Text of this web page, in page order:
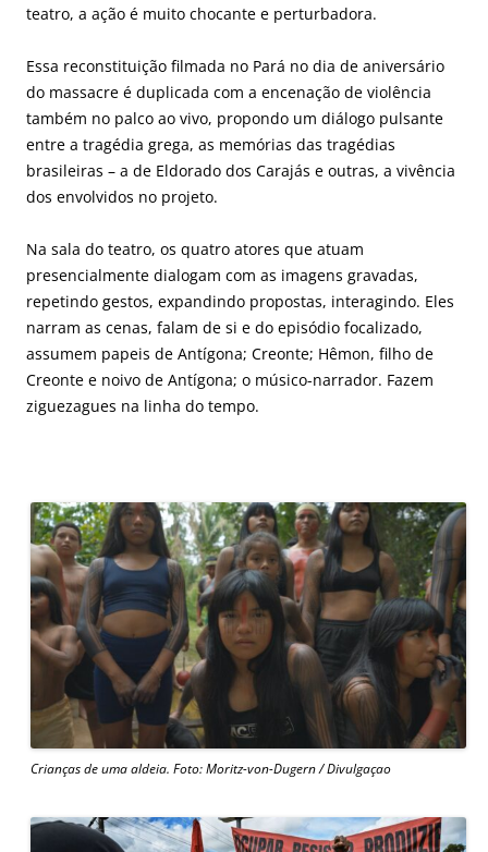
teatro, a ação é muito chocante e perturbadora.
Essa reconstituição filmada no Pará no dia de aniversário
do massacre é duplicada com a encenação de violência
também no palco ao vivo, propondo um diálogo pulsante
entre a tragédia grega, as memórias das tragédias
brasileiras – a de Eldorado dos Carajás e outras, a vivência
dos envolvidos no projeto.
Na sala do teatro, os quatro atores que atuam
presencialmente dialogam com as imagens gravadas,
repetindo gestos, expandindo propostas, interagindo. Eles
narram as cenas, falam de si e do episódio focalizado,
assumem papeis de Antígona; Creonte; Hêmon, filho de
Creonte e noivo de Antígona; o músico-narrador. Fazem
ziguezagues na linha do tempo.
Crianças de uma aldeia. Foto: Moritz-von-Dugern / Divulgaçao